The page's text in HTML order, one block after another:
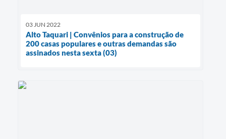
03 JUN 2022
Alto Taquari | Convênios para a construção de
200 casas populares e outras demandas são
assinados nesta sexta (03)